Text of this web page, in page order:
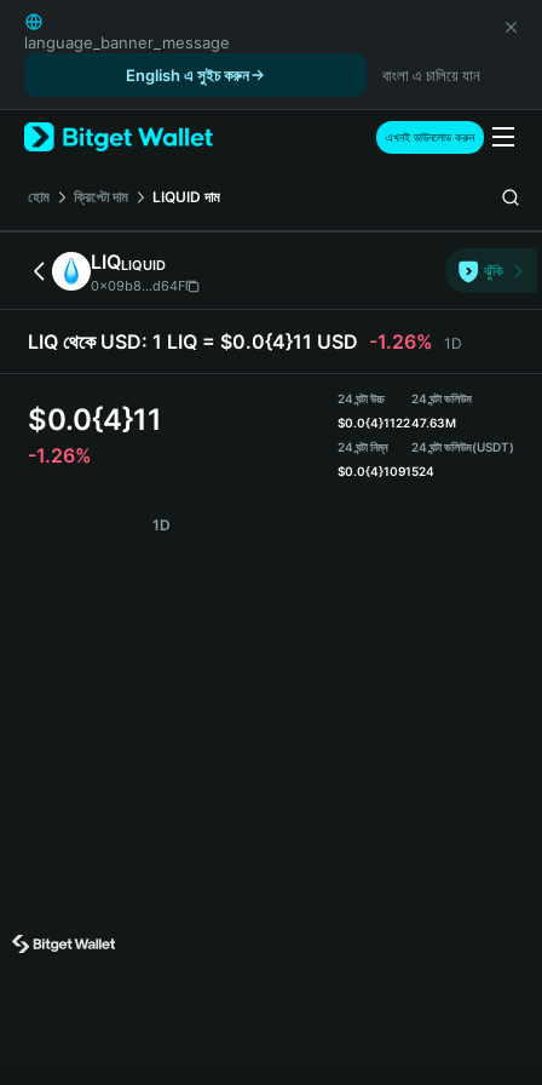
English
日本語
Русский
Español (Latinoamérica)
Türkçe
Italiano
Deutsch
简体中文
繁體中文
Português (Portugal)
हिन्दी
Español (Argentina)
language_banner_message
English এ সুইচ করুন
বাংলা এ চালিয়ে যান
এখনই ডাউনলোড করুন
হোম ক্রিপ্টো দাম LIQUID দাম
LIQLIQUID
0x09b8...d64F
ঝুঁকি
LIQ থেকে USD: 1 LIQ = $0.0{4}11 USD -1.26% 1D
$0.0{4}11
-1.26%
24 ঘন্টা উচ্চ
$0.0{4}1122
24 ঘন্টা নিম্ন
$0.0{4}1091
24 ঘন্টা ভলিউম
47.63M
24 ঘন্টা ভলিউম(USDT)
524
1D